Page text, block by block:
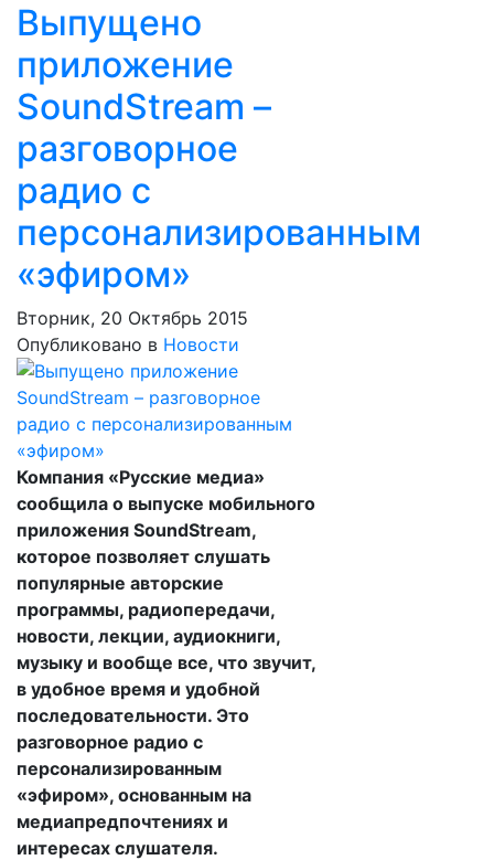
Выпущено
приложение
SoundStream –
разговорное
радио с
персонализированным
«эфиром»
Вторник, 20 Октябрь 2015
Опубликовано в Новости
Компания «Русские медиа»
сообщила о выпуске мобильного
приложения SoundStream,
которое позволяет слушать
популярные авторские
программы, радиопередачи,
новости, лекции, аудиокниги,
музыку и вообще все, что звучит,
в удобное время и удобной
последовательности. Это
разговорное радио с
персонализированным
«эфиром», основанным на
медиапредпочтениях и
интересах слушателя.